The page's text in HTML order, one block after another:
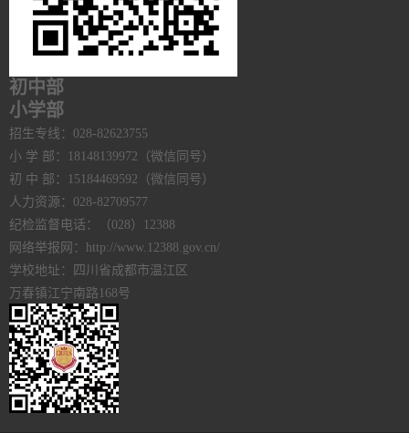
初中部
小学部
招生专线：028-82623755
小 学 部：18148139972（微信同号）
初 中 部：15184469592（微信同号）
人力资源：028-82709577
纪检监督电话：（028）12388
网络举报网：http://www.12388.gov.cn/
学校地址：四川省成都市温江区
万春镇江宁南路168号